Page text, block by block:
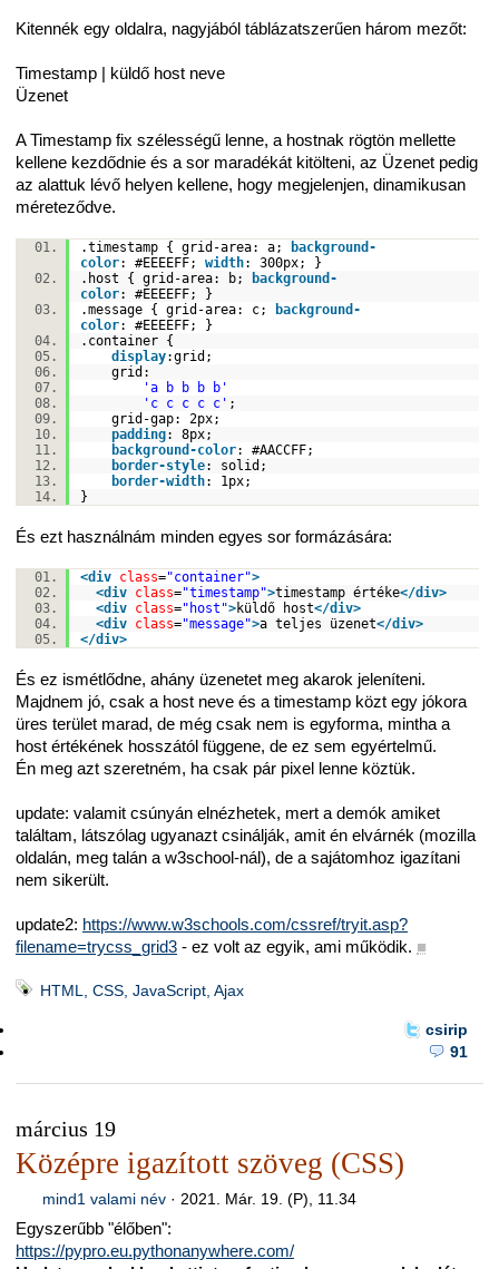
Kitennék egy oldalra, nagyjából táblázatszerűen három mezőt:
Timestamp | küldő host neve
Üzenet
A Timestamp fix szélességű lenne, a hostnak rögtön mellette
kellene kezdődnie és a sor maradékát kitölteni, az Üzenet pedig
az alattuk lévő helyen kellene, hogy megjelenjen, dinamikusan
méreteződve.
.timestamp { grid-area: a;
background-
color: #EEEEFF; width: 300px; }
.host { grid-area: b;
background-
color: #EEEEFF; }
.message { grid-area: c;
background-
color: #EEEEFF; }
.container {
display:grid;
grid:
'a b b b b'
'c c c c c' ;
grid-gap: 2px;
padding: 8px;
background-color: #AACCFF;
border-style: solid ;
border-width: 1px;
}
És ezt használnám minden egyes sor formázására:
<div class="container">
<div class="timestamp">timestamp értéke</div>
<div class="host">küldő host</div>
<div class="message">a teljes üzenet</div>
</div>
És ez ismétlődne, ahány üzenetet meg akarok jeleníteni.
Majdnem jó, csak a host neve és a timestamp közt egy jókora
üres terület marad, de még csak nem is egyforma, mintha a
host értékének hosszától függene, de ez sem egyértelmű.
Én meg azt szeretném, ha csak pár pixel lenne köztük.
update: valamit csúnyán elnézhetek, mert a demók amiket
találtam, látszólag ugyanazt csinálják, amit én elvárnék (mozilla
oldalán, meg talán a w3school-nál), de a sajátomhoz igazítani
nem sikerült.
update2: https://www.w3schools.com/cssref/tryit.asp?
filename=trycss_grid3 - ez volt az egyik, ami működik. ■
HTML, CSS, JavaScript, Ajax
csirip
91
március 19
Középre igazított szöveg (CSS)
mind1 valami név· 2021. Már. 19. (P), 11.34
Egyszerűbb "élőben":
https://pypro.eu.pythonanywhere.com/